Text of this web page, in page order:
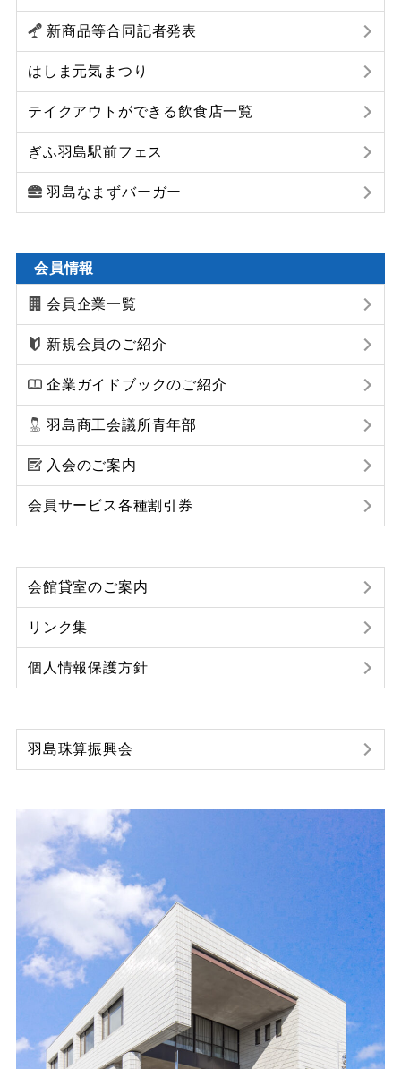
新商品等合同記者発表
はしま元気まつり
テイクアウトができる飲食店一覧
ぎふ羽島駅前フェス
羽島なまずバーガー
会員情報
会員企業一覧
新規会員のご紹介
企業ガイドブックのご紹介
羽島商工会議所青年部
入会のご案内
会員サービス各種割引券
会館貸室のご案内
リンク集
個人情報保護方針
羽島珠算振興会